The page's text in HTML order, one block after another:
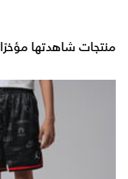
منتجات شاهدتها مؤخرًا